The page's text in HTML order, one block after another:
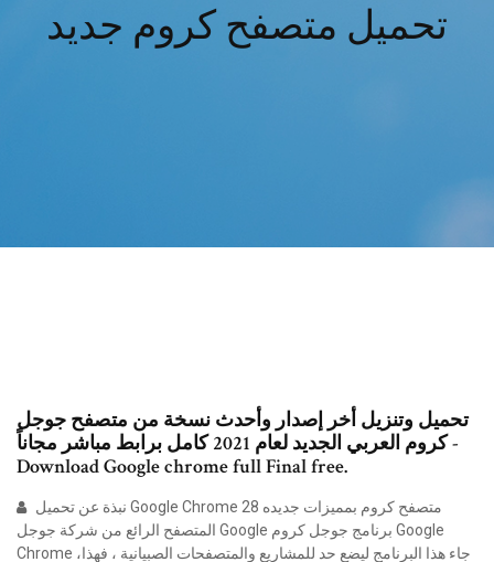
تحميل متصفح كروم جديد
تحميل وتنزيل أخر إصدار وأحدث نسخة من متصفح جوجل
كروم العربي الجديد لعام 2021 كامل برابط مباشر مجاناً -
Download Google chrome full Final free.
المتصفح الرائع من شركة جوجل Google برنامج جوجل كروم Google
Chrome ،جاء هذا البرنامج ليضع حد للمشاريع والمتصفحات الصبيانية ، فهذا